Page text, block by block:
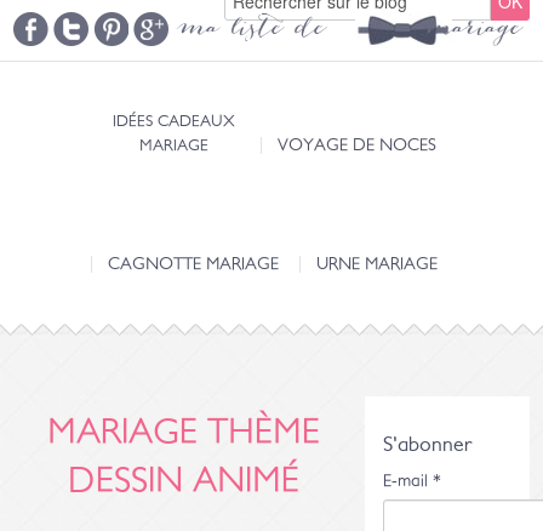
ma liste de mariage
IDÉES CADEAUX
MARIAGE
VOYAGE DE NOCES
CAGNOTTE MARIAGE URNE MARIAGE
MARIAGE THÈME
DESSIN ANIMÉ
S'abonner
E-mail *